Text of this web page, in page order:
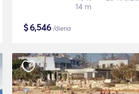
14 m
$6,546/diena